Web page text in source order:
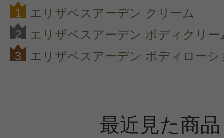
1
エリザベスアーデン クリーム
2
エリザベスアーデン ボディクリー
3
エリザベスアーデン ボディローシ
最近見た商品